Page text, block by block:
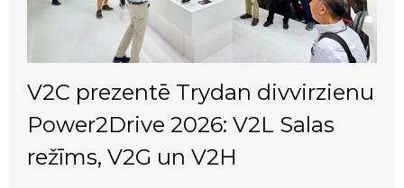
V2C prezentē Trydan divvirzienu
Power2Drive 2026: V2L Salas
režīms, V2G un V2H